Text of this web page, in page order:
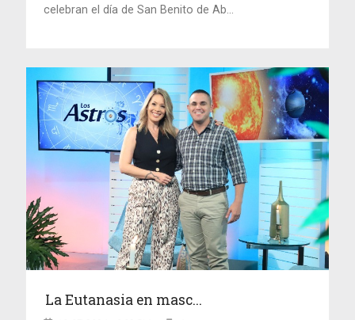
celebran el día de San Benito de Ab...
La Eutanasia en masc...